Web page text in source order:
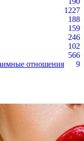
1227
188
159
246
102
566
отношения
9